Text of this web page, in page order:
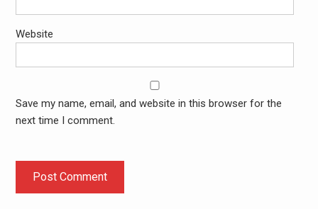
Website
Save my name, email, and website in this browser for the
next time I comment.